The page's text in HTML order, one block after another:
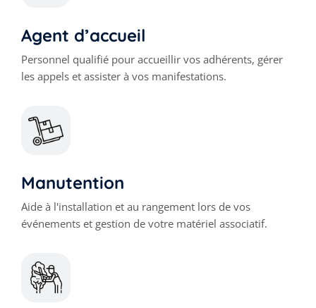
Agent d’accueil
Personnel qualifié pour accueillir vos adhérents, gérer
les appels et assister à vos manifestations.
Manutention
Aide à l'installation et au rangement lors de vos
événements et gestion de votre matériel associatif.